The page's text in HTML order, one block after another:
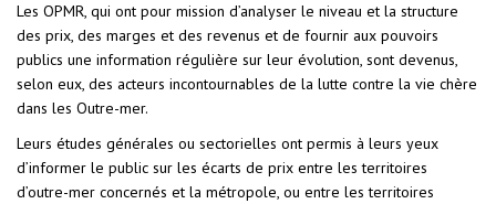
Les OPMR, qui ont pour mission d’analyser le niveau et la structure
des prix, des marges et des revenus et de fournir aux pouvoirs
publics une information régulière sur leur évolution, sont devenus,
selon eux, des acteurs incontournables de la lutte contre la vie chère
dans les Outre-mer.
Leurs études générales ou sectorielles ont permis à leurs yeux
d’informer le public sur les écarts de prix entre les territoires
d’outre-mer concernés et la métropole, ou entre les territoires